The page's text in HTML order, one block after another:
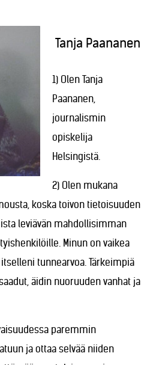
Tanja Paananen
1) Olen Tanja
Paananen,
journalismin
opiskelija
Helsingistä.
2) Olen mukana
koska toivon tietoisuuden
leviävän mahdollisimman
Minun on vaikea
tunnearvoa. Tärkeimpiä
äidin nuoruuden vanhat ja
paremmin
ja ottaa selvää niiden